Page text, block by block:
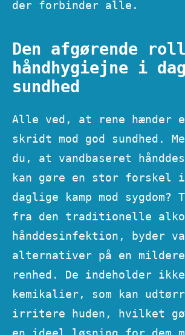
der forbinder alle.
Den afgørende
håndhygiejne i
sundhed
Alle ved, at rene hænder
skridt mod god sundhed.
du, at vandbaseret
kan gøre en stor forskel i
daglige kamp mod
fra den traditionelle
hånddesinfektion, byder
alternativer på en
renhed. De indeholder
kemikalier, som kan
irritere huden, hvilket